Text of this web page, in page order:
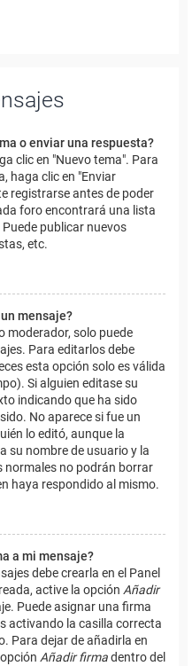
o enviar una respuesta?
clic en "Nuevo tema". Para
haga clic en "Enviar
registrarse antes de poder
foro encontrará una lista
publicar nuevos
etc.
mensaje?
moderador, solo puede
Para editarlos debe
esta opción solo es válida
Si alguien editase su
indicando que ha sido
No aparece si fue un
lo editó, aunque la
su nombre de usuario y la
normales no podrán borrar
haya respondido al mismo.
a mi mensaje?
debe crearla en el Panel
active la opción Añadir
Puede asignar una firma
activando la casilla correcta
Para dejar de añadirla en
Añadir firmadentro del